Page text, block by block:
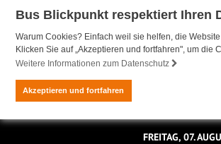
Bus Blickpunkt respektiert Ihren
Warum Cookies? Einfach weil sie helfen, die
Klicken Sie auf „Akzeptieren und fortfahren", um die
Weitere Informationen zum Datenschutz
Akzeptieren und fortfahren
FREITAG, 07.